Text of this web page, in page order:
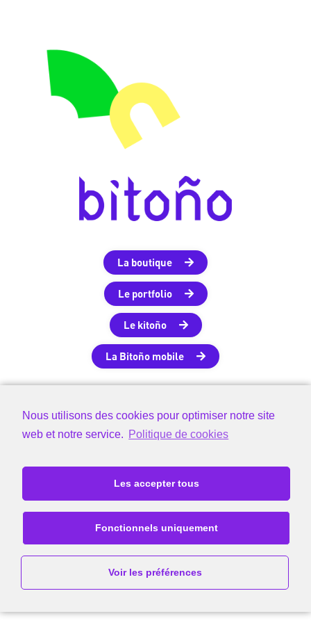
Nous utilisons des cookies pour optimiser notre site
web et notre service. Politique de cookies
Les accepter tous
Fonctionnels uniquement
Voir les préférences
La boutique
Le portfolio
Le kitoño
La Bitoño mobile